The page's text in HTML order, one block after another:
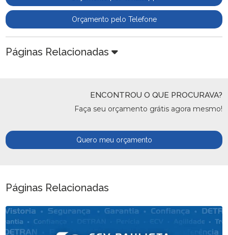
Orçamento pelo Telefone
Páginas Relacionadas
ENCONTROU O QUE PROCURAVA?
Faça seu orçamento grátis agora mesmo!
Quero meu orçamento
Páginas Relacionadas